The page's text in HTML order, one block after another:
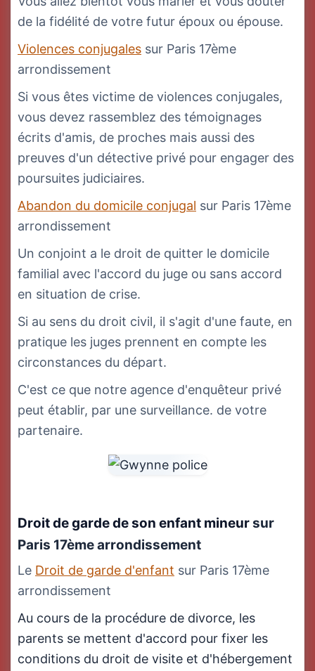
de la fidélité de votre futur époux ou épouse.
Violences conjugales sur Paris 17ème
arrondissement
Si vous êtes victime de violences conjugales,
vous devez rassemblez des témoignages
écrits d'amis, de proches mais aussi des
preuves d'un détective privé pour engager des
poursuites judiciaires.
Abandon du domicile conjugal sur Paris 17ème
arrondissement
Un conjoint a le droit de quitter le domicile
familial avec l'accord du juge ou sans accord
en situation de crise.
Si au sens du droit civil, il s'agit d'une faute, en
pratique les juges prennent en compte les
circonstances du départ.
C'est ce que notre agence d'enquêteur privé
peut établir, par une surveillance. de votre
partenaire.
Droit de garde de son enfant mineursur
Paris 17ème arrondissement
Le Droit de garde d'enfant sur Paris 17ème
arrondissement
Au cours de la procédure de divorce, les
parents se mettent d'accord pour fixer les
conditions du droit de visite et d'hébergement